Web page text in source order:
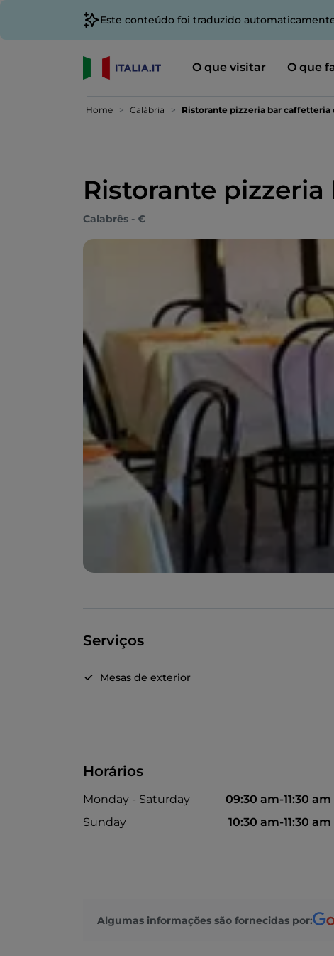
Este conteúdo foi traduzido
O que visitar O que
Home Calábria Ristorante pizzeria bar caffetteria
Ristorante
Calabrês - €
Serviços
Mesas de exterior
Horários
Monday - Saturday
09:30 am-11:30 am
Sunday
10:30 am-11:30 am
Algumas informações são fornecidas por: